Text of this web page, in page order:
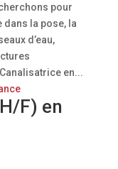
pour
dans la pose, la
d’eau,
en...
F) en